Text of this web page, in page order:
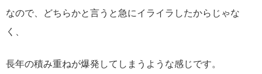
なので、どちらかと言うと急にイライラしたからじゃな
く、
長年の積み重ねが爆発してしまうような感じです。